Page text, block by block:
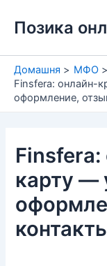
Позика
Домашня
МФО
Finsfera: онлайн-
оформление,
Finsfera:
карту —